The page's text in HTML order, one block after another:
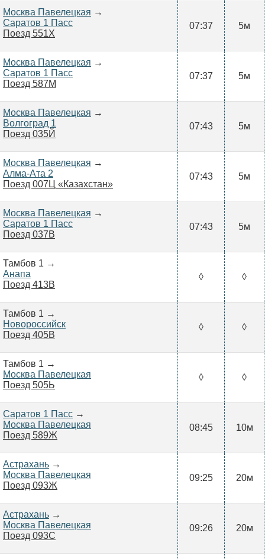
Москва Павелецкая →
Саратов 1 Пасс
Поезд 551Х
07:37 5м
Москва Павелецкая →
Саратов 1 Пасс
Поезд 587М
07:37 5м
Москва Павелецкая →
Волгоград 1
Поезд 035Й
07:43 5м
Москва Павелецкая →
Алма-Ата 2
Поезд 007Ц «Казахстан»
07:43 5м
Москва Павелецкая →
Саратов 1 Пасс
Поезд 037В
07:43 5м
Тамбов 1 →
Анапа
Поезд 413В
◊ ◊
Тамбов 1 →
Новороссийск
Поезд 405В
◊ ◊
Тамбов 1 →
Москва Павелецкая
Поезд 505Ь
◊ ◊
Саратов 1 Пасс →
Москва Павелецкая
Поезд 589Ж
08:45 10м
Астрахань →
Москва Павелецкая
Поезд 093Ж
09:25 20м
Астрахань →
Москва Павелецкая
Поезд 093С
09:26 20м